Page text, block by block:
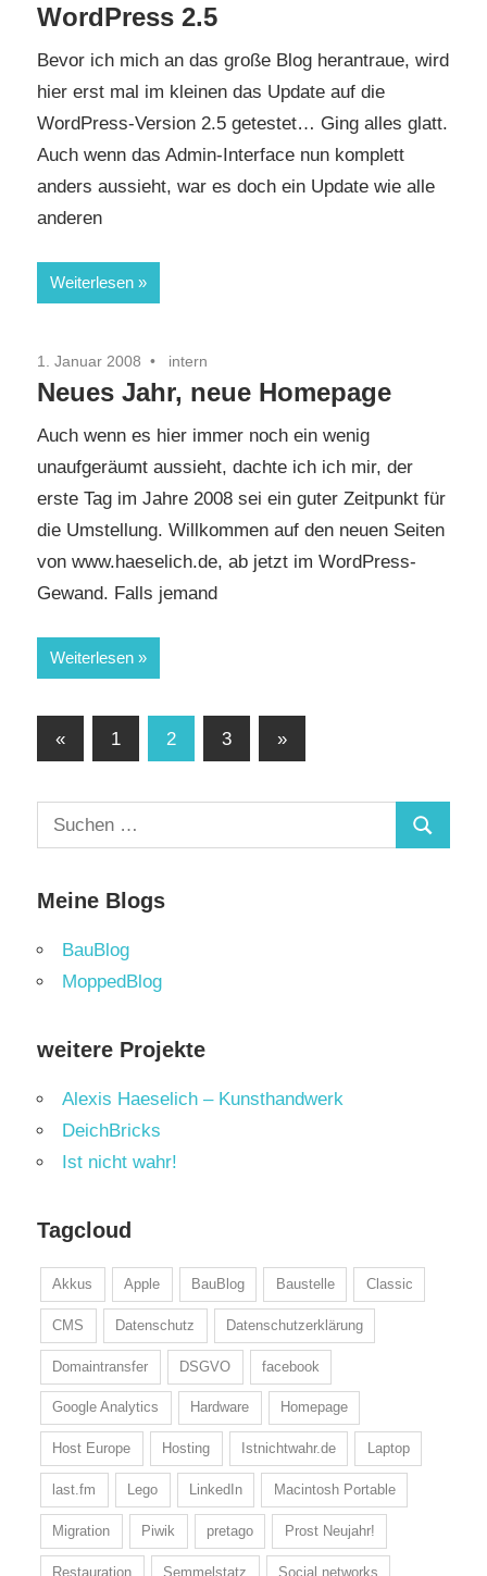
WordPress 2.5
Bevor ich mich an das große Blog herantraue, wird
hier erst mal im kleinen das Update auf die
WordPress-Version 2.5 getestet… Ging alles glatt.
Auch wenn das Admin-Interface nun komplett
anders aussieht, war es doch ein Update wie alle
anderen
Weiterlesen
1. Januar 2008 intern
Neues Jahr, neue Homepage
Auch wenn es hier immer noch ein wenig
unaufgeräumt aussieht, dachte ich ich mir, der
erste Tag im Jahre 2008 sei ein guter Zeitpunkt für
die Umstellung. Willkommen auf den neuen Seiten
von www.haeselich.de, ab jetzt im WordPress-
Gewand. Falls jemand
Weiterlesen
Seitennummerierung
Beiträge
«Vorherige
1 2 3
Nächste
»
Suchen
nach:
Suchen
Meine Blogs
BauBlog
MoppedBlog
weitere Projekte
Alexis Haeselich – Kunsthandwerk
DeichBricks
Ist nicht wahr!
Tagcloud
Akkus Apple BauBlog Baustelle Classic
CMS Datenschutz Datenschutzerklärung
Domaintransfer DSGVO facebook
Google Analytics Hardware Homepage
Host Europe Hosting Istnichtwahr.de Laptop
last.fm Lego LinkedIn Macintosh Portable
Migration Piwik pretago Prost Neujahr!
Restauration Semmelstatz Social networks